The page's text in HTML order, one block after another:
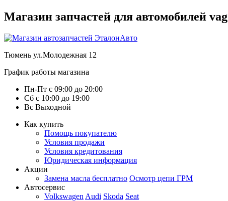
Магазин запчастей для автомобилей
Тюмень ул.Молодежная 12
График работы магазина
Пн-Пт с 09:00 до 20:00
Сб с 10:00 до 19:00
Вс Выходной
Как купить
Помощь покупателю
Условия продажи
Условия кредитования
Юридическая информация
Акции
Замена масла бесплатно Осмотр цепи ГРМ
Автосервис
Volkswagen Audi Skoda Seat